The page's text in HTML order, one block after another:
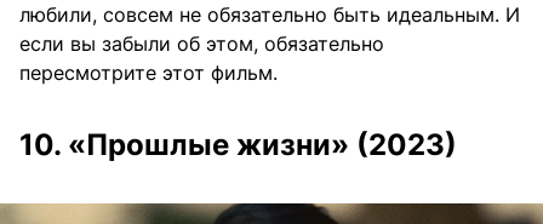
любили, совсем не обязательно быть идеальным. И
если вы забыли об этом, обязательно
пересмотрите этот фильм.
10. «Прошлые жизни» (2023)